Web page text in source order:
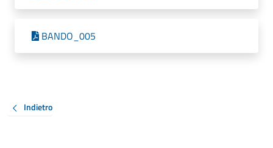
BANDO_005
Indietro